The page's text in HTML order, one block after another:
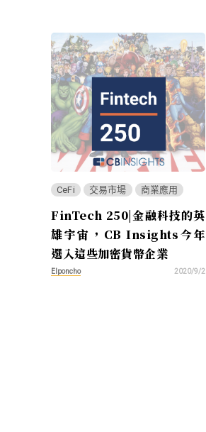
CeFi 交易市場 商業應用
FinTech 250|金融科技的英
雄宇宙，CB Insights今年
選入這些加密貨幣企業
Elponcho 2020/9/2